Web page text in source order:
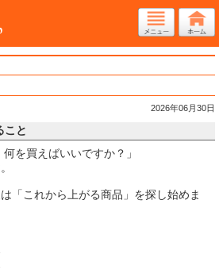
2026年06月30日
こと
を買えばいいですか？」
「これから上がる商品」を探し始めま